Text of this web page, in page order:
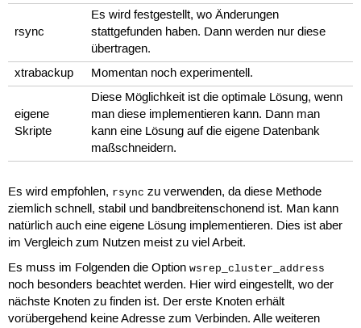
rsync
Es wird festgestellt, wo Änderungen
stattgefunden haben. Dann werden nur diese
übertragen.
xtrabackup
Momentan noch experimentell.
eigene
Skripte
Diese Möglichkeit ist die optimale Lösung, wenn
man diese implementieren kann. Dann man
kann eine Lösung auf die eigene Datenbank
maßschneidern.
Es wird empfohlen, rsync zu verwenden, da diese Methode
ziemlich schnell, stabil und bandbreitenschonend ist. Man kann
natürlich auch eine eigene Lösung implementieren. Dies ist aber
im Vergleich zum Nutzen meist zu viel Arbeit.
Es muss im Folgenden die Option wsrep_cluster_address
noch besonders beachtet werden. Hier wird eingestellt, wo der
nächste Knoten zu finden ist. Der erste Knoten erhält
vorübergehend keine Adresse zum Verbinden. Alle weiteren